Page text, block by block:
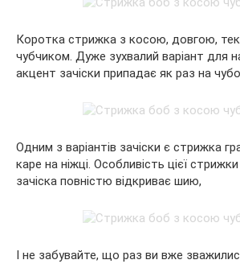
Коротка стрижка з косою, довгою,
чубчиком. Дуже зухвалий варіант для
акцент зачіски припадає як раз на
Одним з варіантів зачіски є стрижка
каре на ніжці. Особливість цієї
зачіска повністю відкриває шию,
І не забувайте, що раз ви вже